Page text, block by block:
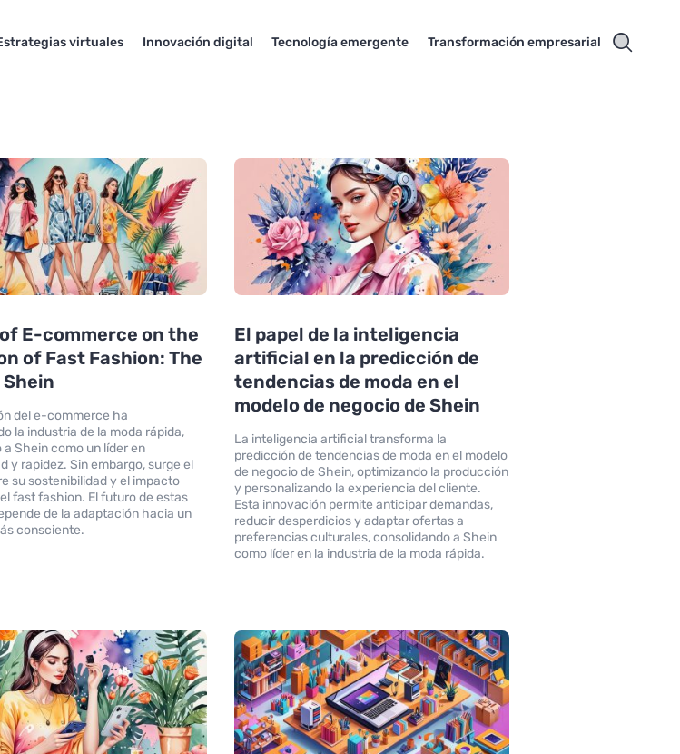
virtuales Innovación digital Tecnología emergente Transformación empresarial
E-commerce on the
of Fast Fashion: The
Shein
del e-commerce ha
la industria de la moda rápida,
Shein como un líder en
y rapidez. Sin embargo, surge el
su sostenibilidad y el impacto
fast fashion. El futuro de estas
de la adaptación hacia un
consciente.
El papel de la inteligencia
artificial en la predicción de
tendencias de moda en el
modelo de negocio de Shein
La inteligencia artificial transforma la
predicción de tendencias de moda en el modelo
de negocio de Shein, optimizando la producción
y personalizando la experiencia del cliente.
Esta innovación permite anticipar demandas,
reducir desperdicios y adaptar ofertas a
preferencias culturales, consolidando a Shein
como líder en la industria de la moda rápida.